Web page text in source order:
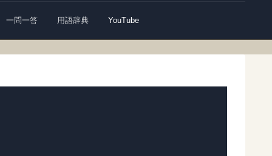
一問一答 用語辞典 YouTube